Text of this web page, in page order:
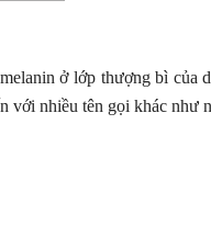
ở lớp thượng bì của
với nhiều tên gọi khác như